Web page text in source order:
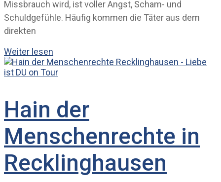
Missbrauch wird, ist voller Angst, Scham- und
Schuldgefühle. Häufig kommen die Täter aus dem
direkten
Weiter lesen
Hain der
Menschenrechte in
Recklinghausen